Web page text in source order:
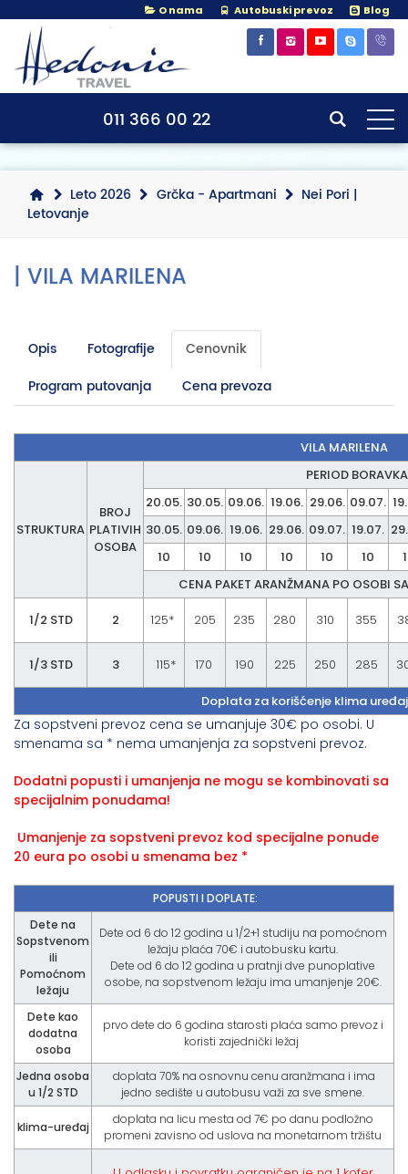
O nama Autobuski prevoz Blog
011 366 00 22
Leto 2026 Grčka - Apartmani
Nei Pori |
Letovanje
| VILA MARILENA
Opis Fotografije
Cenovnik
Program putovanja
Cena prevoza
VILA MARILENA
STRUKTURA
BROJ
PLATIVIH
OSOBA
PERIOD
20.05. 30.05. 09.06. 19.06. 29.06. 09.07.
30.05. 09.06. 19.06. 29.06. 09.07. 19.07.
10
10 10 10 10 10
CENA PAKET ARANŽMANA PO OSOBI
1/2 STD 2 125* 205 235 280 310 355
1/3 STD 3 115* 170 190 225 250 285
Doplata za korišćenje klima
Za sopstveni prevoz cena se umanjuje 30€ po osobi. U
smenama sa * nema umanjenja za sopstveni prevoz.
Dodatni popusti i umanjenja ne mogu se kombinovati sa
specijalnim ponudama!
Umanjenje za sopstveni prevoz kod specijalne ponude
20 eura po osobi u smenama bez *
POPUSTI I DOPLATE:
Dete na
Sopstvenom
ili
Pomoćnom
ležaju
Dete od 6 do 12 godina u 1/2+1 studiju na pomoćnom
ležaju plaća 70€ i autobusku kartu.
Dete od 6 do 12 godina u pratnji dve punoplative
osobe, na sopstvenom ležaju ima umanjenje 20€.
Dete kao
dodatna
osoba
prvo dete do 6 godina starosti plaća samo prevoz i
koristi zajednički ležaj
Jedna osoba
u 1/2 STD
doplata 70% na osnovnu cenu aranžmana i ima
jedno sedište u autobusu važi za sve smene.
klima-uređaj
doplata na licu mesta od 7€ po danu podložno
promeni zavisno od uslova na monetarnom tržištu